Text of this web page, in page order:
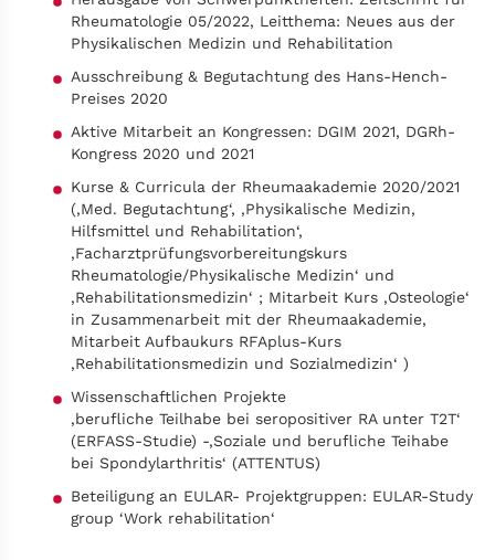
Rheumatologie 05/2022, Leitthema: Neues aus der
Physikalischen Medizin und Rehabilitation
Ausschreibung & Begutachtung des Hans-Hench-
Preises 2020
Aktive Mitarbeit an Kongressen: DGIM 2021, DGRh-
Kongress 2020 und 2021
Kurse & Curricula der Rheumaakademie 2020/2021
(‚Med. Begutachtung‘, ‚Physikalische Medizin,
Hilfsmittel und Rehabilitation‘,
‚Facharztprüfungsvorbereitungskurs
Rheumatologie/Physikalische Medizin‘ und
‚Rehabilitationsmedizin‘ ; Mitarbeit Kurs ‚Osteologie‘
in Zusammenarbeit mit der Rheumaakademie,
Mitarbeit Aufbaukurs RFAplus-Kurs
‚Rehabilitationsmedizin und Sozialmedizin‘ )
Wissenschaftlichen Projekte
‚berufliche Teilhabe bei seropositiver RA unter T2T‘
(ERFASS-Studie) -‚Soziale und berufliche Teihabe
bei Spondylarthritis‘ (ATTENTUS)
Beteiligung an EULAR- Projektgruppen: EULAR-Study
group ‘Work rehabilitation‘